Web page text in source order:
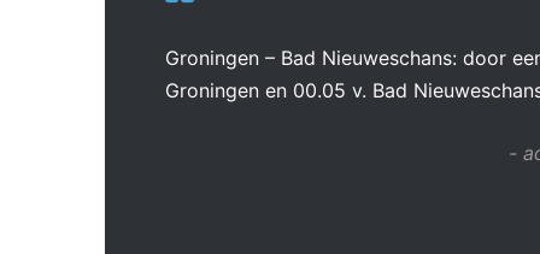
Groningen – Bad Nieuweschans: door
Groningen en 00.05 v. Bad
-